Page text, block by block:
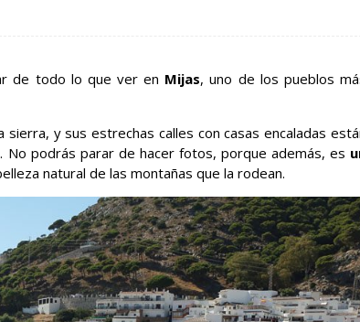
de todo lo que ver en Mijas, uno de los pueblos
y sus estrechas calles con casas encaladas
podrás parar de hacer fotos, porque además, es
natural de las montañas que la rodean.